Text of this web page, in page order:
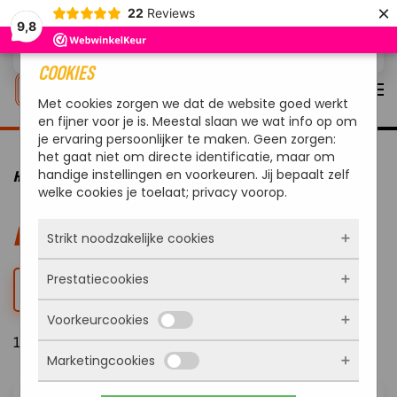
9,8
22 Reviews ×
Overslaan en naar de inhoud gaan
HOME VUUR & WARMTE DESIGN VUURMEUBELS
DESIGN VUURMEUBELS
FILTER
11 Resultaten
COOKIES
Met cookies zorgen we dat de website goed werkt
en fijner voor je is. Meestal slaan we wat info op om
je ervaring persoonlijker te maken. Geen zorgen:
het gaat niet om directe identificatie, maar om
handige instellingen en voorkeuren. Jij bepaalt zelf
welke cookies je toelaat; privacy voorop.
Strikt noodzakelijke cookies
Deze cookies zorgen ervoor dat de website
überhaupt werkt. Ze zijn dus altijd actief en
kunnen niet worden uitgezet. Meestal worden
ze alleen geplaatst als jij iets doet, zoals
inloggen, een formulier invullen of je
privacyvoorkeuren opslaan. Je kunt je browser
zo instellen dat hij deze cookies blokkeert of je
Prestatiecookies
Met deze cookies zien we hoe vaak onze site
bezocht wordt, waar bezoekers vandaan
komen en welke pagina’s populair zijn. Zo
kunnen we de website blijven verbeteren.
Voorkeurcookies
Deze cookies onthouden jouw voorkeuren.
Bijvoorbeeld taalkeuze of ingevulde gegevens.
Marketingcookies